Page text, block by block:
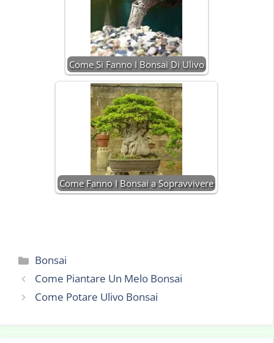
Come Si Fanno I Bonsai Di Ulivo
Come Fanno I Bonsai a Sopravvivere
Categorie
Bonsai
Come Piantare Un Melo Bonsai
Come Potare Ulivo Bonsai